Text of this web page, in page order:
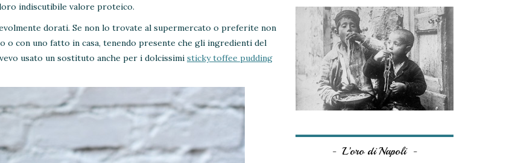
indiscutibile valore proteico.
dorati. Se non lo trovate al supermercato o preferite non
con uno fatto in casa, tenendo presente che gli ingredienti del
usato un sostituto anche per i dolcissimi sticky toffee pudding
L’oro di Napoli